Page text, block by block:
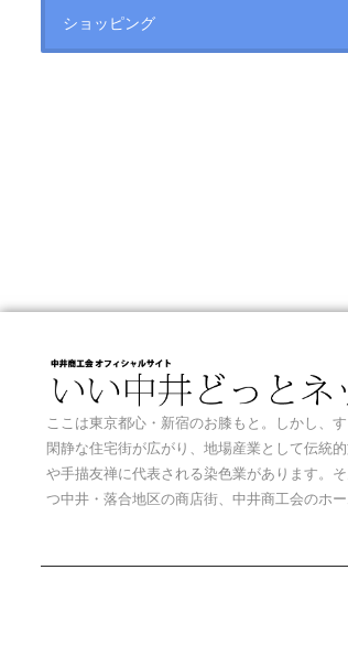
ショッピング
ここは東京都心・新宿のお膝もと。しかし、
閑静な住宅街が広がり、地場産業として伝統
や手描友禅に代表される染色業があります。
つ中井・落合地区の商店街、中井商工会のホー